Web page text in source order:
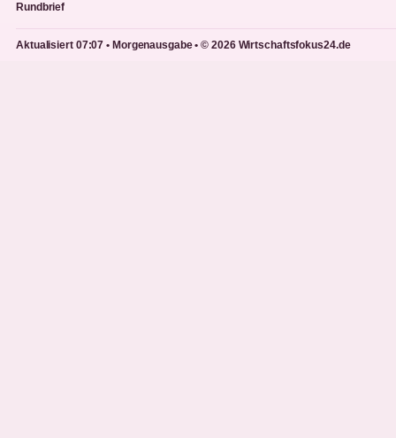
Rundbrief
Aktualisiert 07:07 • Morgenausgabe • © 2026 Wirtschaftsfokus24.de